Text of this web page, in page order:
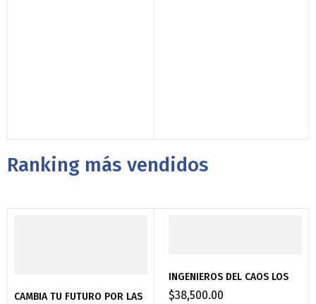
Ranking más vendidos
CAMBIA TU FUTURO POR LAS
INGENIEROS DEL CAOS LOS
$38,500.00